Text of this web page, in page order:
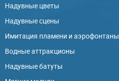
Надувные цветы
Надувные сцены
Имитация пламени и аэрофонтаны
Водные аттракционы
Надувные батуты